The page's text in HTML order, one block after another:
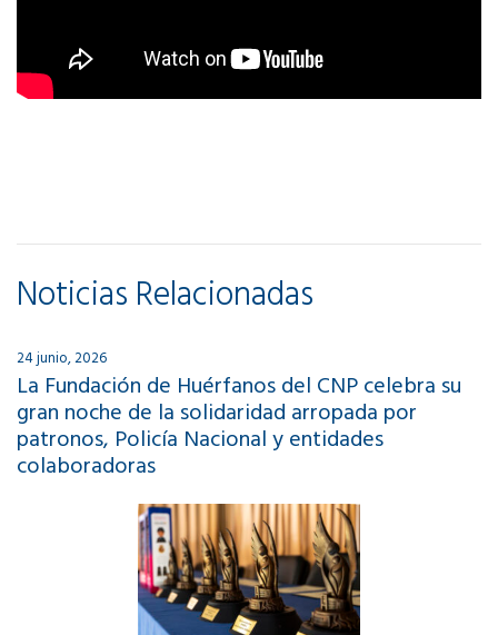
Noticias Relacionadas
24 junio, 2026
La Fundación de Huérfanos del CNP celebra su
gran noche de la solidaridad arropada por
patronos, Policía Nacional y entidades
colaboradoras